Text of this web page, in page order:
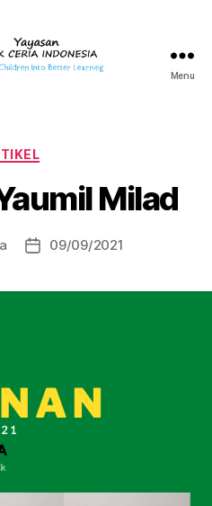
Indonesia
Menu
Categories
Milad
Post09/09/2021